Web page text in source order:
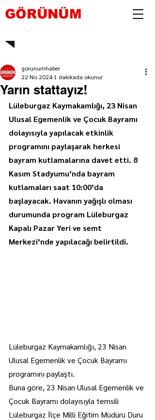
GÖRÜNÜM
Yarın stattayız!
gorunumhaber
22 Nis 2024 1 dakikada okunur
Lüleburgaz Kaymakamlığı, 23 Nisan
Ulusal Egemenlik ve Çocuk Bayramı
dolayısıyla yapılacak etkinlik
programını paylaşarak herkesi
bayram kutlamalarına davet etti. 8
Kasım Stadyumu’nda bayram
kutlamaları saat 10:00’da
başlayacak. Havanın yağışlı olması
durumunda program Lüleburgaz
Kapalı Pazar Yeri ve semt
Merkezi’nde yapılacağı belirtildi.
Lüleburgaz Kaymakamlığı, 23 Nisan
Ulusal Egemenlik ve Çocuk Bayramı
programını paylaştı.
Buna göre, 23 Nisan Ulusal Egemenlik ve
Çocuk Bayramı dolayısıyla temsili
Lüleburgaz İlçe Milli Eğitim Müdürü Duru